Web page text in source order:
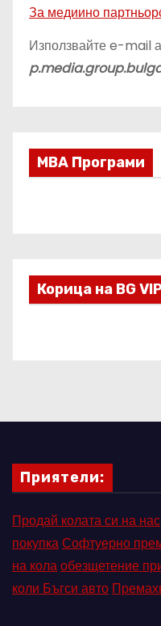
За медиино
Използвайте e-mail
МВА Програми
Корица на BG
Приятели:
Продай колата си на нас
покупкаСофтуерно
на колаобезщетение
коли Бъгси авто